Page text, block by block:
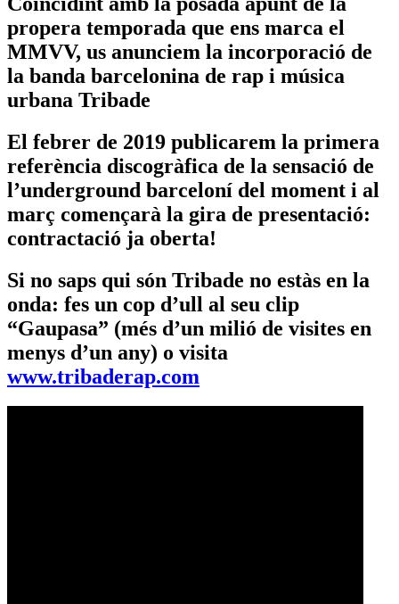
propera temporada que ens marca el
MMVV, us anunciem la incorporació de
la banda barcelonina de rap i música
urbana Tribade
El febrer de 2019 publicarem la primera
referència discogràfica de la sensació de
l’underground barceloní del moment i al
març començarà la gira de presentació:
contractació ja oberta!
Si no saps qui són Tribade no estàs en la
onda: fes un cop d’ull al seu clip
“Gaupasa” (més d’un milió de visites en
menys d’un any) o visita
www.tribaderap.com